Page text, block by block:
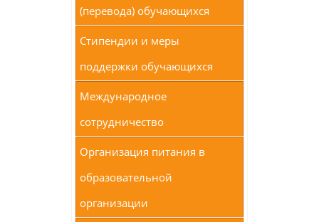
(перевода) обучающихся
Стипендии и меры
поддержки обучающихся
Международное
сотрудничество
Организация питания в
образовательной
организации